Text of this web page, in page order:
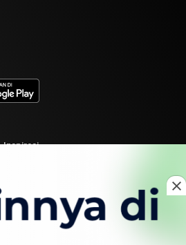
Inspirasi
Karya
reserved.